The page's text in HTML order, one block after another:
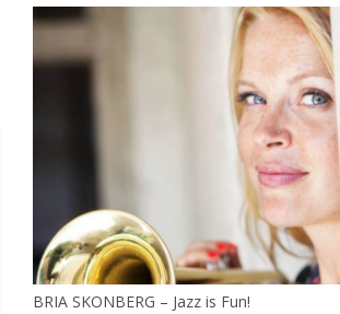
BRIA SKONBERG – Jazz is Fun!